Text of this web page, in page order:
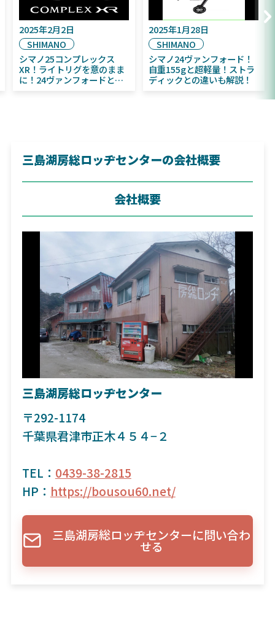
2025年9月16日
DAIWA
2025年11月発売予定！
DAIWA ふく魚／ちびふく魚
はビッグベイト初心者にお
2025年2月2日
SHIMANO
シマノ25コンプレックス
XR！ライトリグを意のまま
に！24ヴァンフォードとの
三島湖房総ロッヂセンターの会社概要
会社概要
三島湖房総ロッヂセンター
〒292-1174
千葉県君津市正木４５４−２
TEL： 0439-38-2815
HP： https://bousou60.net/
三島湖房総ロッヂセンターに問い合わ
せる